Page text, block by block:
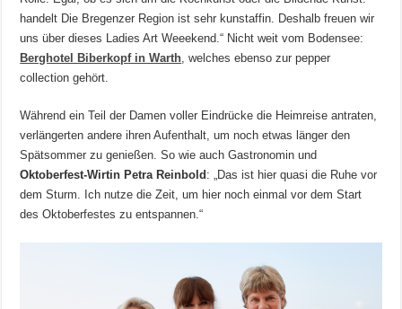
handelt Die Bregenzer Region ist sehr kunstaffin. Deshalb freuen wir
uns über dieses Ladies Art Weeekend.“ Nicht weit vom Bodensee:
Berghotel Biberkopf in Warth, welches ebenso zur pepper
collection gehört.
Während ein Teil der Damen voller Eindrücke die Heimreise antraten,
verlängerten andere ihren Aufenthalt, um noch etwas länger den
Spätsommer zu genießen. So wie auch Gastronomin und
Oktoberfest-Wirtin Petra Reinbold : „Das ist hier quasi die Ruhe vor
dem Sturm. Ich nutze die Zeit, um hier noch einmal vor dem Start
des Oktoberfestes zu entspannen.“